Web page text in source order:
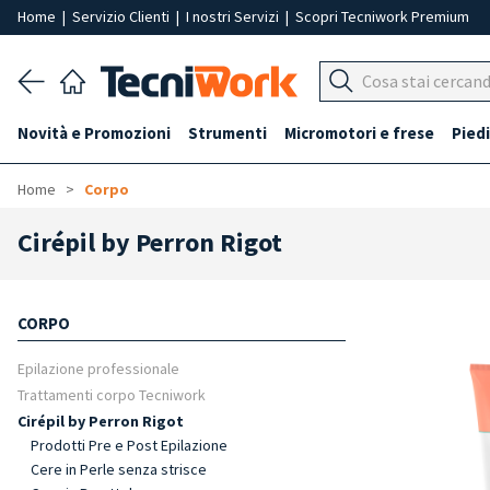
Home | Servizio Clienti | I nostri Servizi | Scopri Tecniwork Premium
Novità e Promozioni Strumenti Micromotori e frese Piedi
Home Corpo
Cirépil by Perron Rigot
CORPO
Epilazione professionale
Trattamenti corpo Tecniwork
Cirépil by Perron Rigot
Prodotti Pre e Post Epilazione
Cere in Perle senza strisce